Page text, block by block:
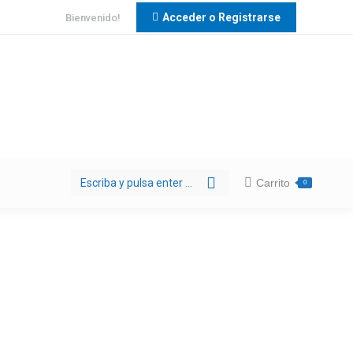
Bienvenido! Acceder o Registrarse
Buscar: Carrito 0